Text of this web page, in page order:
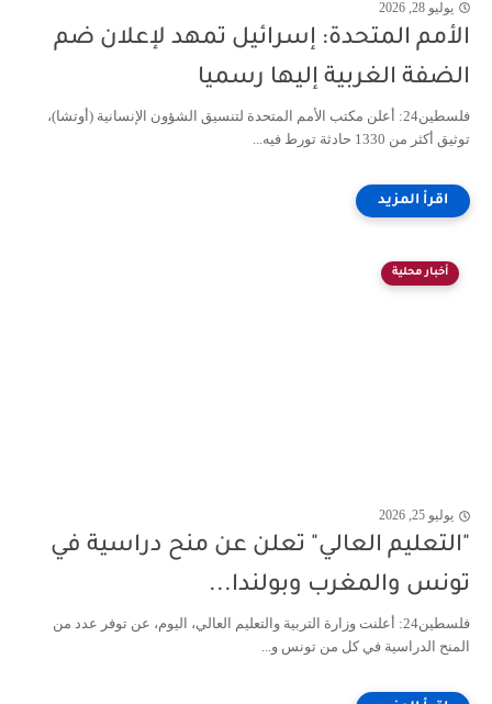
يوليو 28, 2026
الأمم المتحدة: إسرائيل تمهد لإعلان ضم
الضفة الغربية إليها رسميا
فلسطين24: أعلن مكتب الأمم المتحدة لتنسيق الشؤون الإنسانية (أوتشا)،
توثيق أكثر من 1330 حادثة تورط فيه...
أخبار محلية
يوليو 25, 2026
"التعليم العالي" تعلن عن منح دراسية في
تونس والمغرب وبولندا...
فلسطين24: أعلنت وزارة التربية والتعليم العالي، اليوم، عن توفر عدد من
المنح الدراسية في كل من تونس و...